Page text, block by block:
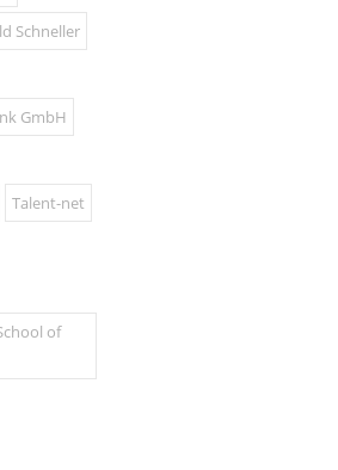
Schneller
GmbH
Talent-net
of